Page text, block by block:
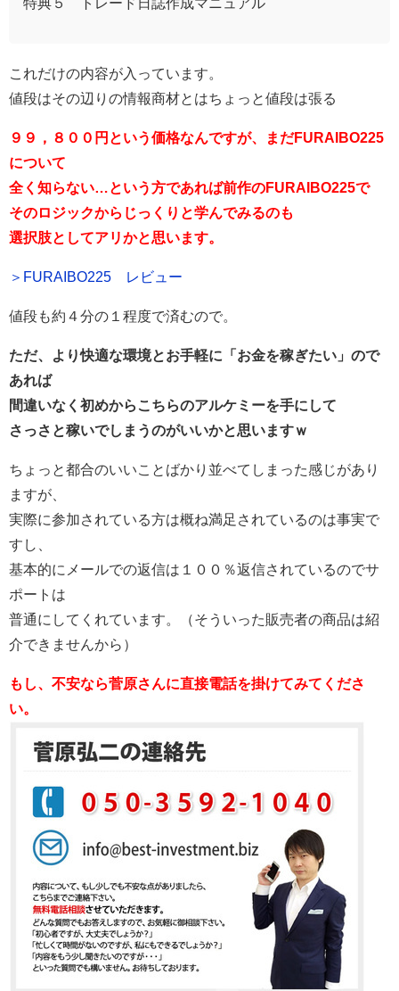
これだけの内容が入っています。
値段はその辺りの情報商材とはちょっと値段は張る
９９，８００円という価格なんですが、まだFURAIBO225
について
全く知らない…という方であれば前作のFURAIBO225で
そのロジックからじっくりと学んでみるのも
選択肢としてアリかと思います。
＞FURAIBO225 レビュー
値段も約４分の１程度で済むので。
ただ、より快適な環境とお手軽に「お金を稼ぎたい」ので
あれば
間違いなく初めからこちらのアルケミーを手にして
さっさと稼いでしまうのがいいかと思いますｗ
ちょっと都合のいいことばかり並べてしまった感じがあり
ますが、
実際に参加されている方は概ね満足されているのは事実で
すし、
基本的にメールでの返信は１００％返信されているのでサ
ポートは
普通にしてくれています。（そういった販売者の商品は紹
介できませんから）
もし、不安なら菅原さんに直接電話を掛けてみてくださ
い。